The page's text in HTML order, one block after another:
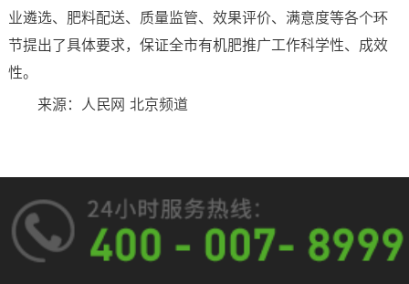
业遴选、肥料配送、质量监管、效果评价、满意度等各个环
节提出了具体要求，保证全市有机肥推广工作科学性、成效
性。
来源：人民网 北京频道